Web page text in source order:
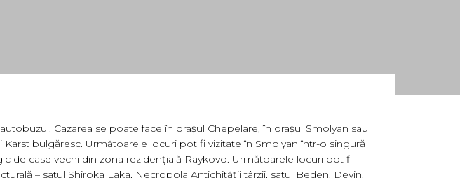
Cazarea se poate face în orașul Chepelare, în orașul Smolyan sau
bulgăresc. Următoarele locuri pot fi vizitate în Smolyan într-o singură
de case vechi din zona rezidențială Raykovo. Următoarele locuri pot fi
– satul Shiroka Laka, Necropola Antichității târzii, satul Beden, Devin,